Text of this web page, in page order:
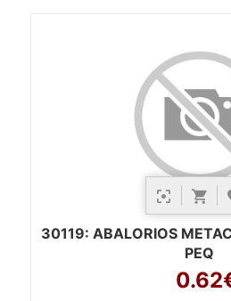
30119: ABALORIOS
PEQ